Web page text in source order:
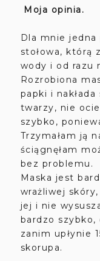
Moja opinia.
Dla mnie jedna
stołowa, którą
wody i od razu
Rozrobiona
papki i
twarzy, nie
szybko,
Trzymałam ją
ściągnęłam
bez problemu.
Maska jest
wrażliwej
jej i nie
bardzo
zanim upłynie
skorupa.